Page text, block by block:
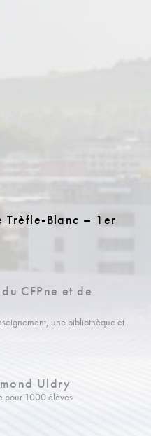
Trèfle-Blanc – 1er
CFPne et de
une bibliothèque et
Uldry
pour 1000 élèves